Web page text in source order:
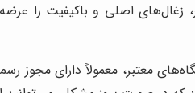
زغال‌های اصلی و باکیفیت را
معتبر، معمولاً دارای مجوز